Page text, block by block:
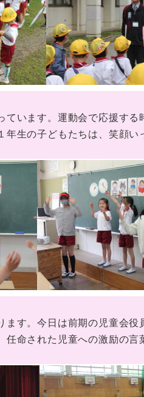
います。運動会で応援する
生の子どもたちは、笑顔い
す。今日は前期の児童会役
命された児童への激励の言